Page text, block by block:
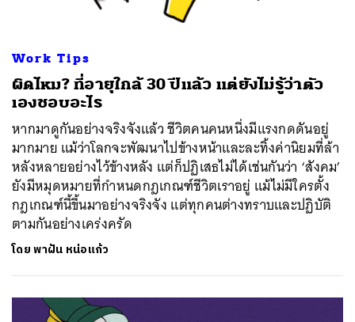
Work Tips
ผิดไหม? ที่อายุใกล้ 30 ปีแล้ว แต่ยังไม่รู้ว่าตัว
เองชอบอะไร
หากมาดูกันอย่างจริงจังแล้ว ชีวิตคนคนหนึ่งมีแรงกดดันอยู่
มากมาย แม้ว่าโลกจะพัฒนาไปข้างหน้าและละทิ้งค่านิยมที่ล้า
หลังหลายอย่างไว้ข้างหลัง แต่ก็ปฏิเสธไม่ได้เช่นกันว่า ‘สังคม’
ยังมีหมุดหมายที่กำหนดกฎเกณฑ์ชีวิตเราอยู่ แม้ไม่มีใครตั้ง
กฎเกณฑ์นี้ขึ้นมาอย่างจริงจัง แต่ทุกคนต่างทราบและปฏิบัติ
ตามกันอย่างเคร่งครัด
โดยพาฝัน หน่อแก้ว
ค้นหา
SHARE TWEET LINE EMAIL